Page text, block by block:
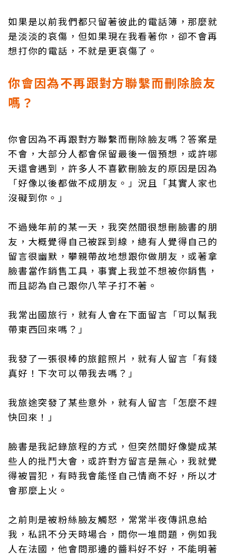
如果是以前我們都只留著彼此的電話簿，那麼就
是淡淡的哀傷，但如果現在我看著你，卻不會再
想打你的電話，不就是更哀傷了。
你會因為不再跟對方聯繫而刪除臉友
嗎？
你會因為不再跟對方聯繫而刪除臉友嗎？答案是
不會，大部分人都會保留最後一個預想，或許哪
天還會遇到，許多人不喜歡刪臉友的原因是因為
「好像以後都做不成朋友。」況且「其實人家也
沒礙到你。」
不過幾年前的某一天，我突然間很想刪臉書的朋
友，大概覺得自己被踩到線，總有人覺得自己的
留言很幽默，攀親帶故地想跟你做朋友，或著拿
臉書當作銷售工具，事實上我並不想被你銷售，
而且認為自己跟你八竿子打不著。
我常出國旅行，就有人會在下面留言「可以幫我
帶東西回來嗎？」
我發了一張很棒的旅館照片，就有人留言「有錢
真好！下次可以帶我去嗎？」
我旅途突發了某些意外，就有人留言「怎麼不趕
快回來！」
臉書是我記錄旅程的方式，但突然間好像變成某
些人的批鬥大會，或許對方留言是無心，我就覺
得被冒犯，有時我會能怪自己情商不好，所以才
會那麼上火。
之前則是被粉絲臉友觸怒，常常半夜傳訊息給
我，私訊不分天時場合，問你一堆問題，例如我
人在法國，他會問那邊的醬料好不好，不能明著